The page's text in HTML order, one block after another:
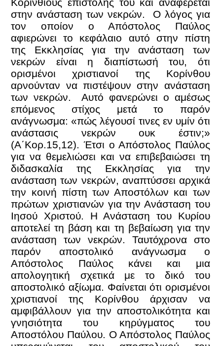
Κορινθίους επιστολής του και αναφέρεται
στην ανάσταση των νεκρών. Ο λόγος για
τον οποίον ο Απόστολος Παύλος
αφιερώνει το κεφάλαιο αυτό στην πίστη
της Εκκλησίας για την ανάσταση των
νεκρών είναι η διαπίστωσή του, ότι
ορισμένοι χριστιανοί της Κορίνθου
αρνούνταν να πιστέψουν στην ανάσταση
των νεκρών. Αυτό φανερώνει ο αμέσως
επόμενος στίχος μετά το παρόν
ανάγνωσμα: «πώς λέγουσί τινες εν υμίν ότι
ανάστασις νεκρών ουκ έστιν;»
(Α΄Κορ.15,12). Έτσι ο Απόστολος Παύλος
για να θεμελιώσει και να επιβεβαιώσει τη
διδασκαλία της Εκκλησίας για την
ανάσταση των νεκρών, αναπτύσσει αρχικά
την κοινή πίστη των Αποστόλων και των
πρώτων χριστιανών για την Ανάσταση του
Ιησού Χριστού. Η Ανάσταση του Κυρίου
αποτελεί τη βάση και τη βεβαίωση για την
ανάσταση των νεκρών. Ταυτόχρονα στο
παρόν αποστολικό ανάγνωσμα ο
Απόστολος Παύλος κάνει και μια
απολογητική σχετικά με το δικό του
αποστολικό αξίωμα. Φαίνεται ότι ορισμένοι
χριστιανοί της Κορίνθου άρχισαν να
αμφιβάλλουν για την αποστολικότητα και
γνησιότητα του κηρύγματος του
Αποστόλου Παύλου. Ο Απόστολος Παύλος